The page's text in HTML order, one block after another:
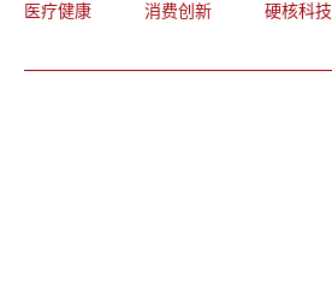
医疗健康 消费创新 硬核科技